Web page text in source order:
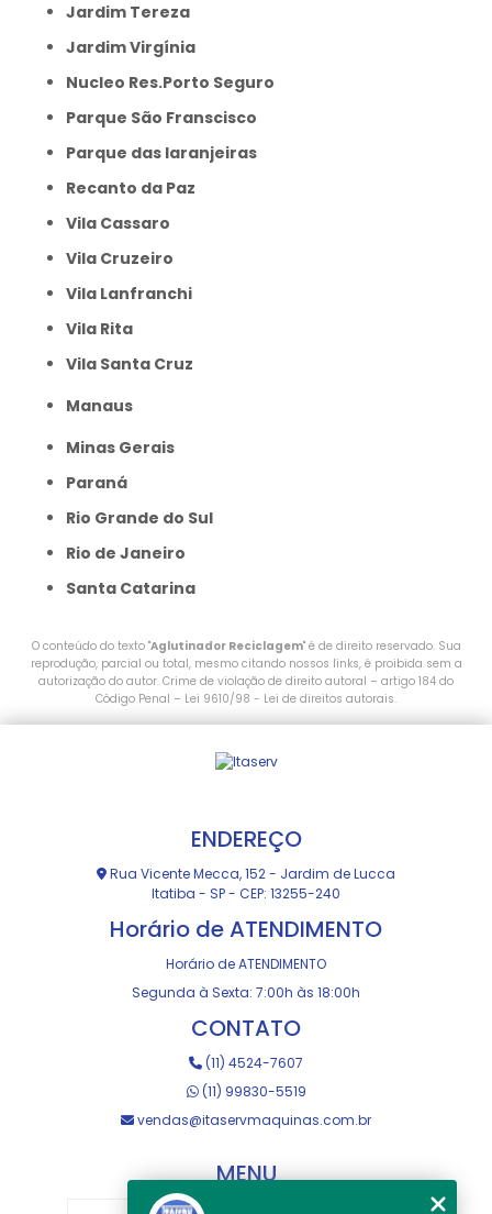
Jardim Tereza
Jardim Virgínia
Nucleo Res.Porto Seguro
Parque São Franscisco
Parque das laranjeiras
Recanto da Paz
Vila Cassaro
Vila Cruzeiro
Vila Lanfranchi
Vila Rita
Vila Santa Cruz
Manaus
Minas Gerais
Paraná
Rio Grande do Sul
Rio de Janeiro
Santa Catarina
O conteúdo do texto "Aglutinador Reciclagem" é de direito reservado. Sua
reprodução, parcial ou total, mesmo citando nossos links, é proibida sem a
autorização do autor. Crime de violação de direito autoral – artigo 184 do
Código Penal – Lei 9610/98 - Lei de direitos autorais.
ENDEREÇO
Rua Vicente Mecca, 152 - Jardim de Lucca
Itatiba - SP - CEP: 13255-240
Horário de ATENDIMENTO
Horário de ATENDIMENTO
Segunda à Sexta: 7:00h às 18:00h
CONTATO
(11) 4524-7607
(11) 99830-5519
vendas@itaservmaquinas.com.br
MENU